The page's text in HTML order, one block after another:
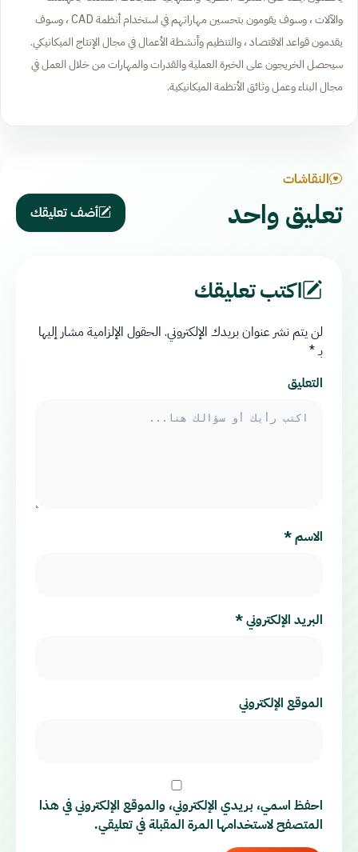
والآلات ، وسوف يقومون بتحسين مهاراتهم في استخدام أنظمة CAD ، وسوف
يقدمون قواعد الاقتصاد ، والتنظيم وأنشطة الأعمال في مجال الإنتاج الميكانيكي.
سيحصل الخريجون على الخبرة العملية والقدرات والمهارات من خلال العمل في
مجال البناء وعمل وثائق الأنظمة الميكانيكية.
النقاشات
تعليق واحد أضف تعليقك
اكتب تعليقك
لن يتم نشر عنوان بريدك الإلكتروني. الحقول الإلزامية مشار إليها
بـ*
التعليق
الاسم*
البريد الإلكتروني*
الموقع الإلكتروني
احفظ اسمي، بريدي الإلكتروني، والموقع الإلكتروني في هذا
المتصفح لاستخدامها المرة المقبلة في تعليقي.